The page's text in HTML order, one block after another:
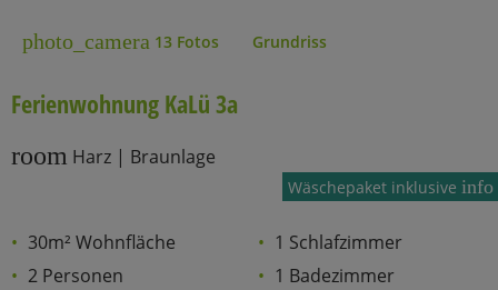
photo_camera 13 Fotos Grundriss
Ferienwohnung KaLü 3a
room Harz | Braunlage
Wäschepaket inklusiveinfo
30m² Wohnfläche
2 Personen
1 Schlafzimmer
1 Badezimmer